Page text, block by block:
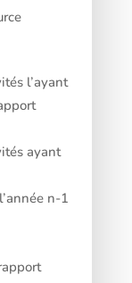
l’ayant
ayant
n-1